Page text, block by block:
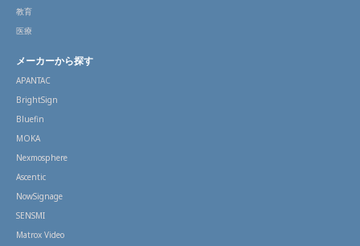
教育
医療
メーカーから探す
APANTAC
BrightSign
Bluefin
MOKA
Nexmosphere
Ascentic
NowSignage
SENSMI
Matrox Video